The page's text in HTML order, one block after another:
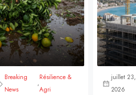
Breaking
News
,
Résilience &
Agri
juillet 23,
2026